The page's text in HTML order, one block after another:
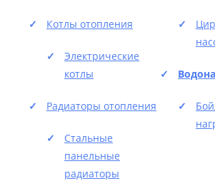
Котлы отопления
Электрические
котлы
Радиаторы отопления
Стальные
панельные
радиаторы